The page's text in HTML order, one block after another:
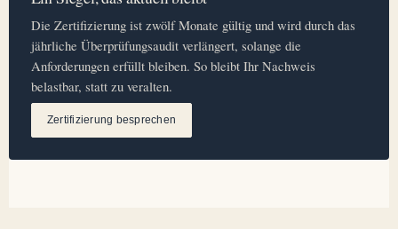
Die Zertifizierung ist zwölf Monate gültig und wird durch das
jährliche Überprüfungsaudit verlängert, solange die
Anforderungen erfüllt bleiben. So bleibt Ihr Nachweis
belastbar, statt zu veralten.
Zertifizierung besprechen